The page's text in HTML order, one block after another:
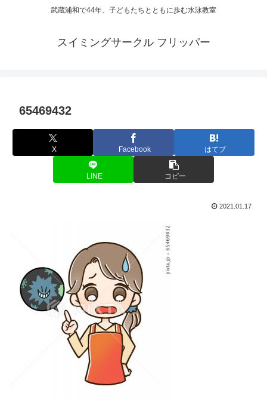
武蔵浦和で44年、子どもたちとともに歩む水泳教室
スイミングサークル フリッパー
65469432
X Facebook はてブ
LINE コピー
2021.01.17